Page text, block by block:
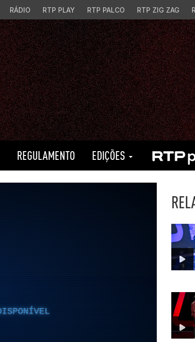
RÁDIO RTP PLAY RTP PALCO RTP ZIG ZAG
REGULAMENTO EDIÇÕES